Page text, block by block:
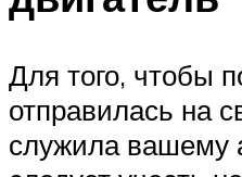
Для того, чтобы
отправилась на
служила вашему